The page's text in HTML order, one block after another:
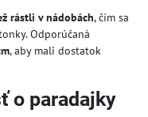
rástli v nádobách, čím sa
Odporúčaná
, aby mali dostatok
o paradajky